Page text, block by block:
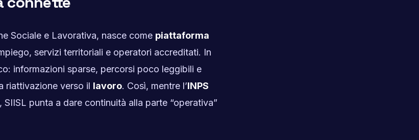
Sociale e Lavorativa, nasce come piattaforma
servizi territoriali e operatori accreditati. In
informazioni sparse, percorsi poco leggibili e
riattivazione verso il lavoro. Così, mentre l’INPS
punta a dare continuità alla parte “operativa”